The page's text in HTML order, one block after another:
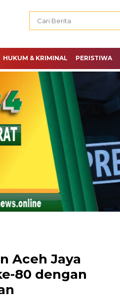
HUKUM & KRIMINAL PERISTIWA
Aceh Jaya
80 dengan